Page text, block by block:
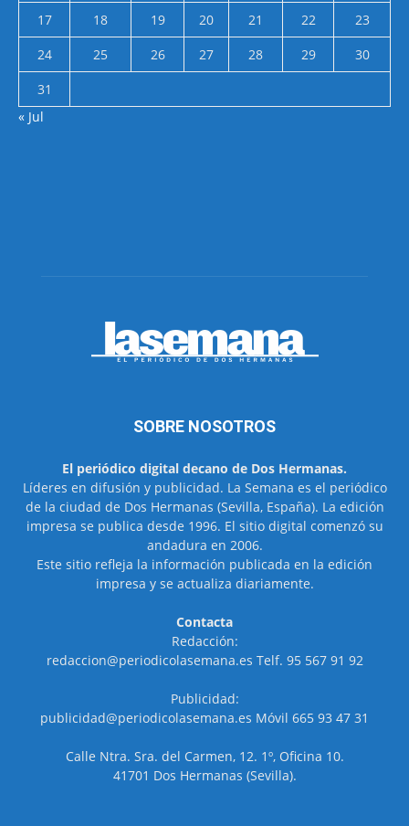
17
18 19 20 21 22
23
24
25 26 27 28 29
30
31
« Jul
SOBRE NOSOTROS
El periódico digital decano de Dos Hermanas.
Líderes en difusión y publicidad. La Semana es el periódico
de la ciudad de Dos Hermanas (Sevilla, España). La edición
impresa se publica desde 1996. El sitio digital comenzó su
andadura en 2006.
Este sitio refleja la información publicada en la edición
impresa y se actualiza diariamente.
Contacta
Redacción:
redaccion@periodicolasemana.es Telf. 95 567 91 92
Publicidad:
publicidad@periodicolasemana.es Móvil 665 93 47 31
Calle Ntra. Sra. del Carmen, 12. 1º, Oficina 10.
41701 Dos Hermanas (Sevilla).